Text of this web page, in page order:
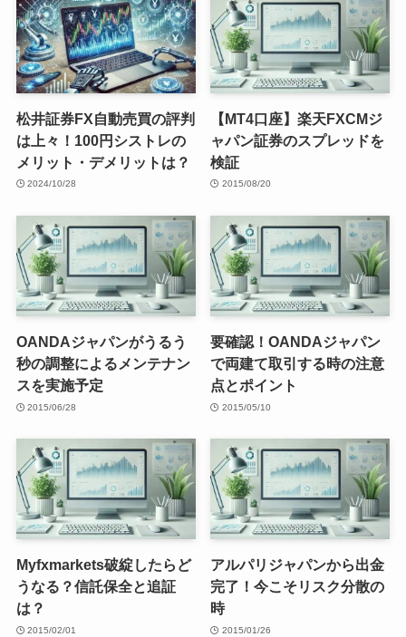
松井証券FX自動売買の評判
は上々！100円シストレの
メリット・デメリットは？
2024/10/28
【MT4口座】楽天FXCMジ
ャパン証券のスプレッドを
検証
2015/08/20
OANDAジャパンがうるう
秒の調整によるメンテナン
スを実施予定
2015/06/28
要確認！OANDAジャパン
で両建て取引する時の注意
点とポイント
2015/05/10
Myfxmarkets破綻したらど
うなる？信託保全と追証
は？
2015/02/01
アルパリジャパンから出金
完了！今こそリスク分散の
時
2015/01/26